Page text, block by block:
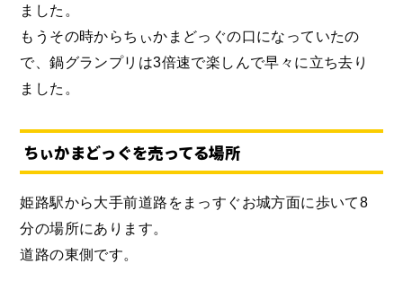
ました。
もうその時からちぃかまどっぐの口になっていたの
で、鍋グランプリは3倍速で楽しんで早々に立ち去り
ました。
ちぃかまどっぐを売ってる場所
姫路駅から大手前道路をまっすぐお城方面に歩いて8
分の場所にあります。
道路の東側です。